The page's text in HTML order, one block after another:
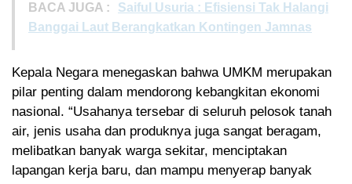
BACA JUGA :
Saiful Usuria : Efisiensi Tak Halangi
Banggai Laut Berangkatkan Kontingen Jamnas
Kepala Negara menegaskan bahwa UMKM merupakan
pilar penting dalam mendorong kebangkitan ekonomi
nasional. “Usahanya tersebar di seluruh pelosok tanah
air, jenis usaha dan produknya juga sangat beragam,
melibatkan banyak warga sekitar, menciptakan
lapangan kerja baru, dan mampu menyerap banyak